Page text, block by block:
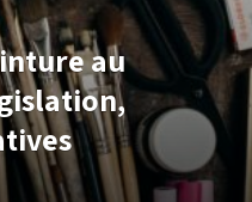
au